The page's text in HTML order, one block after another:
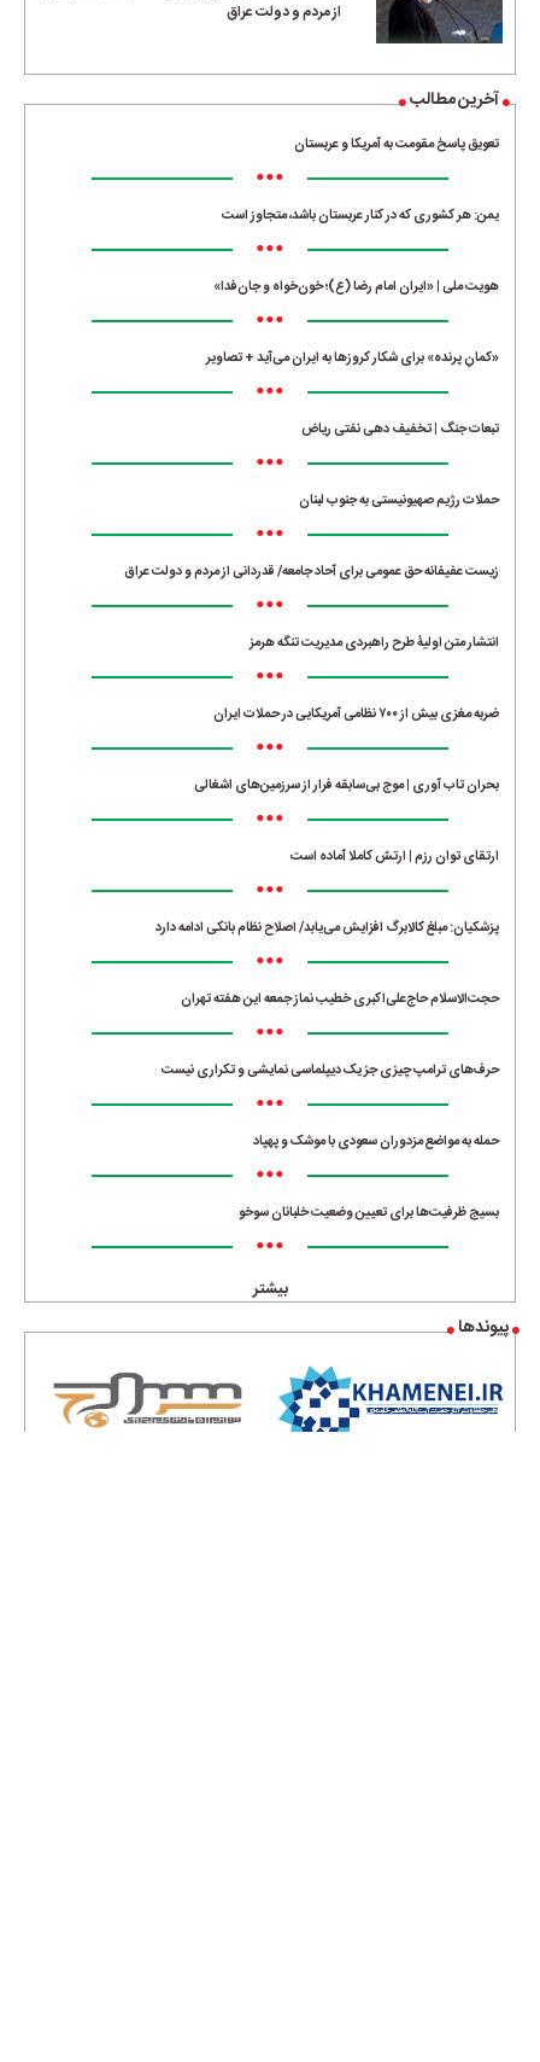
از مردم و دولت عراق
آخرین مطالب
تعویق پاسخ مقومت به آمریکا و عربستان
•••
یمن: هر کشوری که در کنار عربستان باشد، متجاوز است
•••
هویت ملی | «ایران امام رضا (ع)؛ خون‌خواه و جان‌فدا»
•••
«کمانِ پرنده» برای شکار کروزها به ایران می‌آید + تصاویر
•••
تبعات جنگ | تخفیف دهی نفتی ریاض
•••
حملات رژیم صهیونیستی به جنوب لبنان
•••
زیست عفیفانه حق عمومی برای آحاد جامعه/ قدردانی از مردم و دولت عراق
•••
انتشار متن اولیۀ طرح راهبردی مدیریت تنگه هرمز
•••
ضربه مغزی بیش از ۷۰۰ نظامی آمریکایی در حملات ایران
•••
بحران تاب آوری | موج بی‌سابقه فرار از سرزمین‌های اشغالی
•••
ارتقای توان رزم | ارتش کاملا آماده است
•••
پزشکیان: مبلغ کالابرگ افزایش می‌یابد/ اصلاح نظام بانکی ادامه دارد
•••
حجت‌الاسلام حاج‌علی‌اکبری خطیب نماز جمعه این هفته تهران
•••
حرف‌های ترامپ چیزی جز یک دیپلماسی نمایشی و تکراری نیست
•••
حمله به مواضع مزدوران سعودی با موشک و پهپاد
•••
بسیج ظرفیت‌ها برای تعیین وضعیت خلبانان سوخو
•••
بیشتر
پیوندها